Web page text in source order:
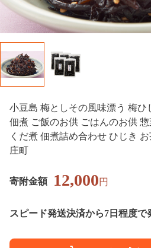
小豆島 梅としその風味漂う 梅ひ
佃煮 ご飯のお供 ごはんのお供
くだ煮 佃煮詰め合わせ ひじき
庄町
寄附金額 12,000円
スピード発送決済から7日程度で